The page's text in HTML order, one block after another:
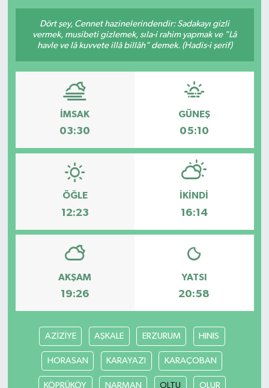
Dört şey, Cennet hazinelerindendir: Sadakayı gizli
vermek, musibeti gizlemek, sıla-i rahim yapmak ve "Lâ
havle ve lâ kuvvete illâ billâh" demek. (Hadis-i şerif)
İMSAK
03:30
GÜNEŞ
05:10
ÖĞLE
12:23
İKINDI
16:14
AKŞAM
19:26
YATSI
20:58
AZİZİYE AŞKALE ERZURUM HINIS
HORASAN KARAYAZI KARAÇOBAN
KÖPRÜKÖY NARMAN OLTU OLUR